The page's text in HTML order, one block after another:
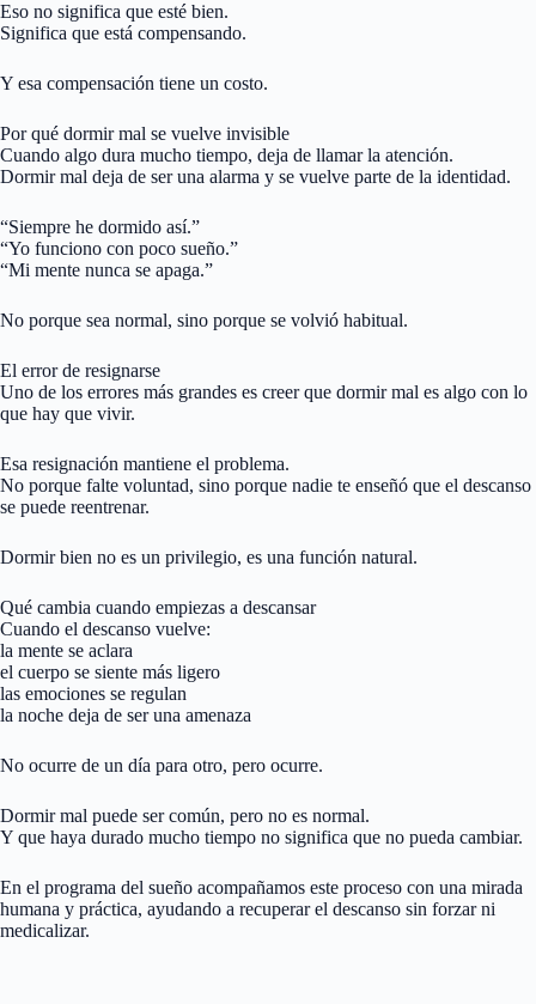
Eso no significa que esté bien.
Significa que está compensando.
Y esa compensación tiene un costo.
Por qué dormir mal se vuelve invisible
Cuando algo dura mucho tiempo, deja de llamar la atención.
Dormir mal deja de ser una alarma y se vuelve parte de la identidad.
“Siempre he dormido así.”
“Yo funciono con poco sueño.”
“Mi mente nunca se apaga.”
No porque sea normal, sino porque se volvió habitual.
El error de resignarse
Uno de los errores más grandes es creer que dormir mal es algo con lo
que hay que vivir.
Esa resignación mantiene el problema.
No porque falte voluntad, sino porque nadie te enseñó que el descanso
se puede reentrenar.
Dormir bien no es un privilegio, es una función natural.
Qué cambia cuando empiezas a descansar
Cuando el descanso vuelve:
la mente se aclara
el cuerpo se siente más ligero
las emociones se regulan
la noche deja de ser una amenaza
No ocurre de un día para otro, pero ocurre.
Dormir mal puede ser común, pero no es normal.
Y que haya durado mucho tiempo no significa que no pueda cambiar.
En el programa del sueño acompañamos este proceso con una mirada
humana y práctica, ayudando a recuperar el descanso sin forzar ni
medicalizar.